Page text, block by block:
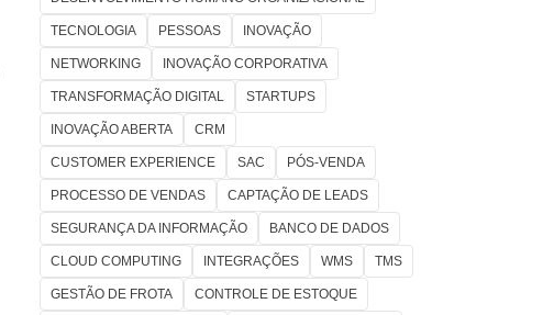
TECNOLOGIA PESSOAS INOVAÇÃO
NETWORKING INOVAÇÃO CORPORATIVA
TRANSFORMAÇÃO DIGITAL STARTUPS
INOVAÇÃO ABERTA CRM
CUSTOMER EXPERIENCE SAC PÓS-VENDA
PROCESSO DE VENDAS CAPTAÇÃO DE LEADS
SEGURANÇA DA INFORMAÇÃO BANCO DE DADOS
CLOUD COMPUTING INTEGRAÇÕES WMS TMS
GESTÃO DE FROTA CONTROLE DE ESTOQUE